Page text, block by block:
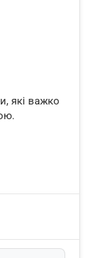
які важко